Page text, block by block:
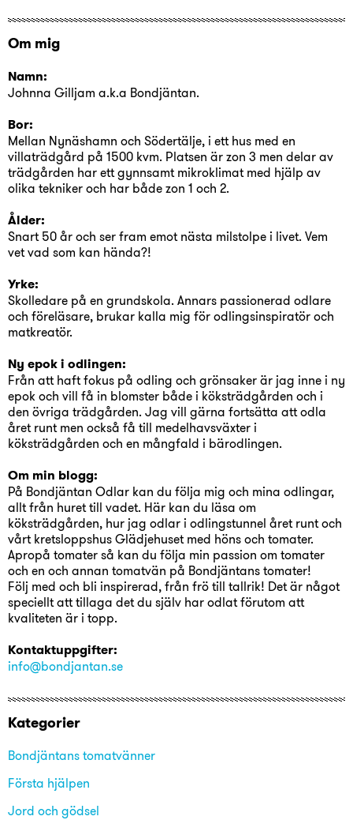
Om mig
Namn:
Johnna Gilljam a.k.a Bondjäntan.
Bor:
Mellan Nynäshamn och Södertälje, i ett hus med en
villaträdgård på 1500 kvm. Platsen är zon 3 men delar av
trädgården har ett gynnsamt mikroklimat med hjälp av
olika tekniker och har både zon 1 och 2.
Ålder:
Snart 50 år och ser fram emot nästa milstolpe i livet. Vem
vet vad som kan hända?!
Yrke:
Skolledare på en grundskola. Annars passionerad odlare
och föreläsare, brukar kalla mig för odlingsinspiratör och
matkreatör.
Ny epok i odlingen:
Från att haft fokus på odling och grönsaker är jag inne i ny
epok och vill få in blomster både i köksträdgården och i
den övriga trädgården. Jag vill gärna fortsätta att odla
året runt men också få till medelhavsväxter i
köksträdgården och en mångfald i bärodlingen.
Om min blogg:
På Bondjäntan Odlar kan du följa mig och mina odlingar,
allt från huret till vadet. Här kan du läsa om
köksträdgården, hur jag odlar i odlingstunnel året runt och
vårt kretsloppshus Glädjehuset med höns och tomater.
Apropå tomater så kan du följa min passion om tomater
och en och annan tomatvän på Bondjäntans tomater!
Följ med och bli inspirerad, från frö till tallrik! Det är något
speciellt att tillaga det du själv har odlat förutom att
kvaliteten är i topp.
Kontaktuppgifter:
info@bondjantan.se
Kategorier
Bondjäntans tomatvänner
Första hjälpen
Jord och gödsel